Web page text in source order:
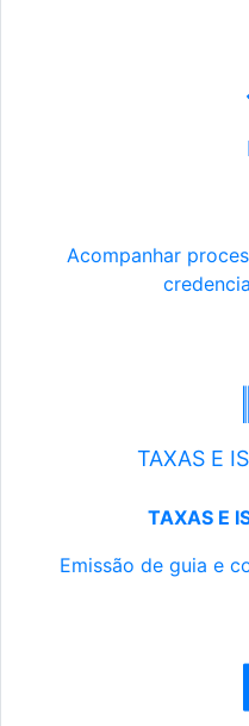
Acompanhar
TAXAS E
TAXAS E
Emissão de guia e